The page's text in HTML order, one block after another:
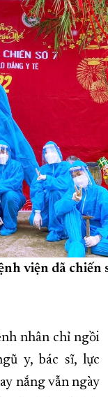
viện dã chiến
nhân chỉ ngồi
y, bác sĩ, lực
nắng vẫn ngày